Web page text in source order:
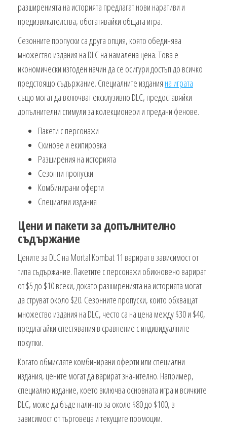
разширенията на историята предлагат нови наративи и
предизвикателства, обогатявайки общата игра.
Сезонните пропуски са друга опция, която обединява
множество издания на DLC на намалена цена. Това е
икономически изгоден начин да се осигури достъп до всичко
предстоящо съдържание. Специалните издания на играта
също могат да включват ексклузивно DLC, предоставяйки
допълнителни стимули за колекционери и предани фенове.
Пакети с персонажи
Скинове и екипировка
Разширения на историята
Сезонни пропуски
Комбинирани оферти
Специални издания
Цени и пакети за допълнително
съдържание
Цените за DLC на Mortal Kombat 11 варират в зависимост от
типа съдържание. Пакетите с персонажи обикновено варират
от $5 до $10 всеки, докато разширенията на историята могат
да струват около $20. Сезонните пропуски, които обхващат
множество издания на DLC, често са на цена между $30 и $40,
предлагайки спестявания в сравнение с индивидуалните
покупки.
Когато обмисляте комбинирани оферти или специални
издания, цените могат да варират значително. Например,
специално издание, което включва основната игра и всичките
DLC, може да бъде налично за около $80 до $100, в
зависимост от търговеца и текущите промоции.